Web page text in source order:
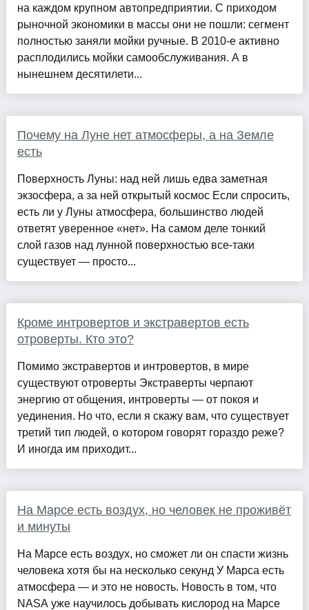
на каждом крупном автопредприятии. С приходом
рыночной экономики в массы они не пошли: сегмент
полностью заняли мойки ручные. В 2010‑е активно
расплодились мойки самообслуживания. А в
нынешнем десятилети...
Почему на Луне нет атмосферы, а на Земле
есть
Поверхность Луны: над ней лишь едва заметная
экзосфера, а за ней открытый космос Если спросить,
есть ли у Луны атмосфера, большинство людей
ответят уверенное «нет». На самом деле тонкий
слой газов над лунной поверхностью все-таки
существует — просто...
Кроме интровертов и экстравертов есть
отроверты. Кто это?
Помимо экстравертов и интровертов, в мире
существуют отроверты Экстраверты черпают
энергию от общения, интроверты — от покоя и
уединения. Но что, если я скажу вам, что существует
третий тип людей, о котором говорят гораздо реже?
И иногда им приходит...
На Марсе есть воздух, но человек не проживёт
и минуты
На Марсе есть воздух, но сможет ли он спасти жизнь
человека хотя бы на несколько секунд У Марса есть
атмосфера — и это не новость. Новость в том, что
NASA уже научилось добывать кислород на Марсе